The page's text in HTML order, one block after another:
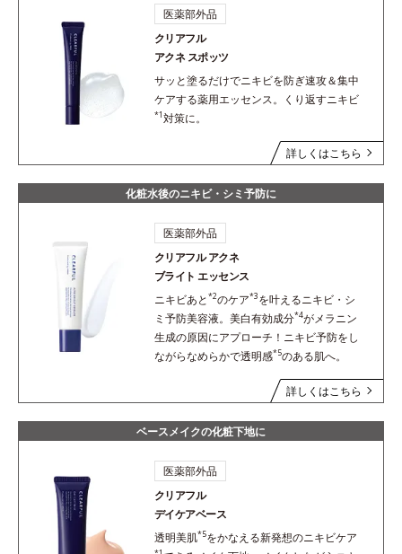
医薬部外品
クリアフル
アクネ スポッツ
サッと塗るだけでニキビを防ぎ速攻＆集中
ケアする薬用エッセンス。くり返すニキビ
*1対策に。
詳しくはこちら
化粧水後のニキビ・シミ予防に
医薬部外品
クリアフル アクネ
ブライト エッセンス
ニキビあと *2のケア*3を叶えるニキビ・シ
ミ予防美容液。美白有効成分*4がメラニン
生成の原因にアプローチ！ニキビ予防をし
ながらなめらかで透明感*5のある肌へ。
詳しくはこちら
ベースメイクの化粧下地に
医薬部外品
クリアフル
デイケアベース
透明美肌*5をかなえる新発想のニキビケア